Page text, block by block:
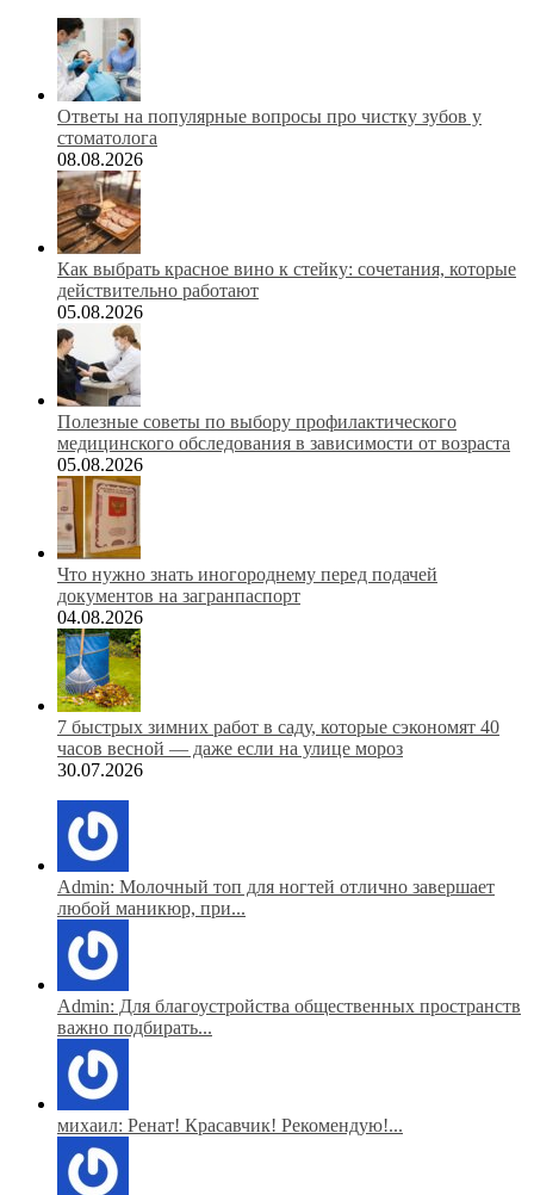
Ответы на популярные вопросы про чистку зубов у
стоматолога
08.08.2026
Как выбрать красное вино к стейку: сочетания, которые
действительно работают
05.08.2026
Полезные советы по выбору профилактического
медицинского обследования в зависимости от возраста
05.08.2026
Что нужно знать иногороднему перед подачей
документов на загранпаспорт
04.08.2026
7 быстрых зимних работ в саду, которые сэкономят 40
часов весной — даже если на улице мороз
30.07.2026
Admin: Молочный топ для ногтей отлично завершает
любой маникюр, при...
Admin: Для благоустройства общественных пространств
важно подбирать...
михаил: Ренат! Красавчик! Рекомендую!...